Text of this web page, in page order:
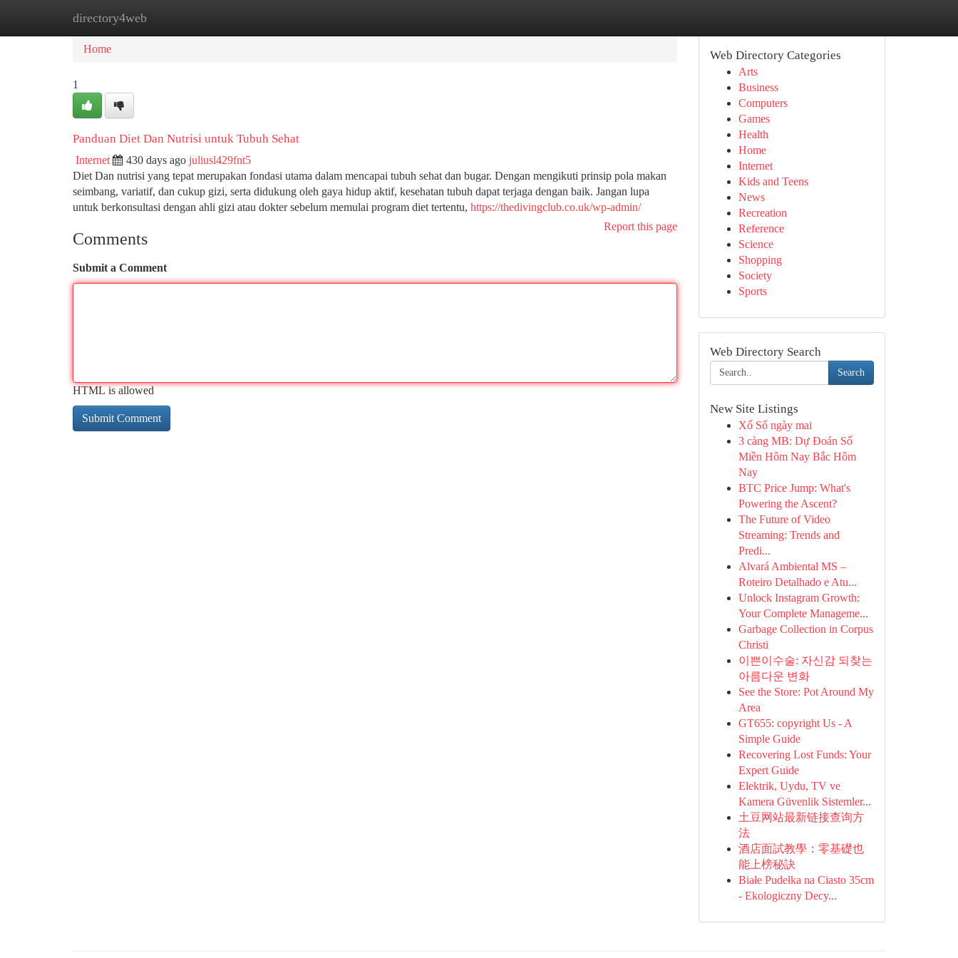
directory4web
Home New Site Listings
Home
1
Panduan Diet Dan Nutrisi untuk Tubuh Sehat
Internet 430 days ago juliusl429fnt5
Diet Dan nutrisi yang tepat merupakan fondasi utama dalam mencapai tubuh sehat dan bugar. Dengan mengikuti prinsip pola makan
seimbang, variatif, dan cukup gizi, serta didukung oleh gaya hidup aktif, kesehatan tubuh dapat terjaga dengan baik. Jangan lupa
untuk berkonsultasi dengan ahli gizi atau dokter sebelum memulai program diet tertentu, https://thedivingclub.co.uk/wp-admin/
Report this page
Comments
Submit a Comment
HTML is allowed
Web Directory Categories
Arts
Business
Computers
Games
Health
Home
Internet
Kids and Teens
News
Recreation
Reference
Science
Shopping
Society
Sports
Web Directory Search
Search
New Site Listings
Xổ Số ngày mai
3 càng MB: Dự Đoán Số
Miền Hôm Nay Bắc Hôm
Nay
BTC Price Jump: What's
Powering the Ascent?
The Future of Video
Streaming: Trends and
Predi...
Alvará Ambiental MS –
Roteiro Detalhado e Atu...
Unlock Instagram Growth:
Your Complete Manageme...
Garbage Collection in Corpus
Christi
이쁜이수술: 자신감 되찾는
아름다운 변화
See the Store: Pot Around My
Area
GT655: copyright Us - A
Simple Guide
Recovering Lost Funds: Your
Expert Guide
Elektrik, Uydu, TV ve
Kamera Güvenlik Sistemler...
土豆网站最新链接查询方
法
酒店面試教學：零基礎也
能上榜秘訣
Białe Pudełka na Ciasto 35cm
- Ekologiczny Decy...